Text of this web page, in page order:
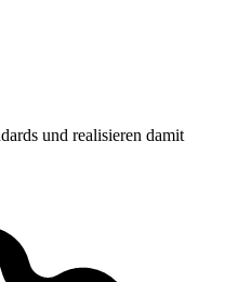
und realisieren damit